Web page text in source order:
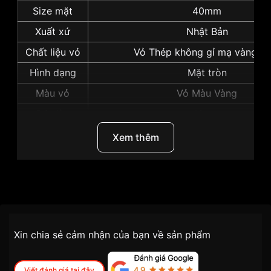
Size mặt
40mm
Xuất xứ
Nhật Bản
Chất liệu vỏ
Vỏ Thép không gỉ mạ vàng
Hình dạng
Mặt tròn
Màu vỏ
Vỏ Màu Vàng
Những sản phẩm tương tự"Seiko 40mm Nam
Xem thêm
Đối tượng sử dụng Nam
tiện lợi –
nhanh chóng – minh bạch
Xin chia sẻ cảm nhận của bạn về sản phẩm